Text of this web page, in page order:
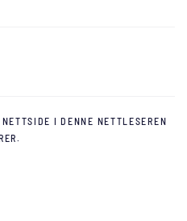
I DENNE NETTLESEREN